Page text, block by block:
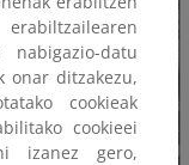
nabigazio-datu
onar ditzakezu,
cookieak
cookieei
izanez gero,